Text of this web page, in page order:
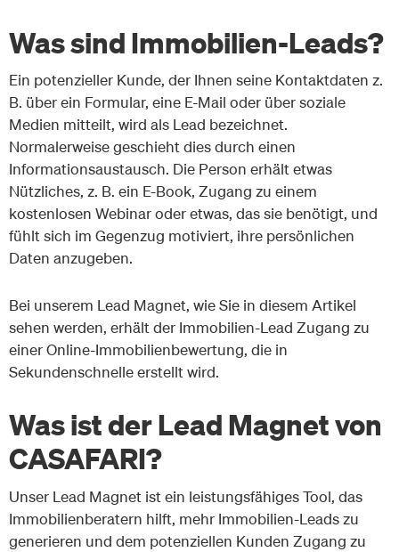
Was sind Immobilien-Leads?
Ein potenzieller Kunde, der Ihnen seine Kontaktdaten z.
B. über ein Formular, eine E-Mail oder über soziale
Medien mitteilt, wird als Lead bezeichnet.
Normalerweise geschieht dies durch einen
Informationsaustausch. Die Person erhält etwas
Nützliches, z. B. ein E-Book, Zugang zu einem
kostenlosen Webinar oder etwas, das sie benötigt, und
fühlt sich im Gegenzug motiviert, ihre persönlichen
Daten anzugeben.
Bei unserem Lead Magnet, wie Sie in diesem Artikel
sehen werden, erhält der Immobilien-Lead Zugang zu
einer Online-Immobilienbewertung, die in
Sekundenschnelle erstellt wird.
Was ist der Lead Magnet von
CASAFARI?
Unser Lead Magnet ist ein leistungsfähiges Tool, das
Immobilienberatern hilft, mehr Immobilien-Leads zu
generieren und dem potenziellen Kunden Zugang zu